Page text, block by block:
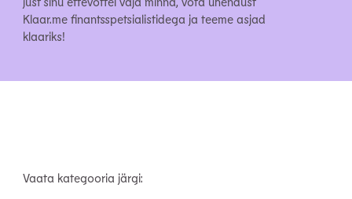
Klaar.me finantsspetsialistidega ja teeme asjad
klaariks!
Vaata kategooria järgi: